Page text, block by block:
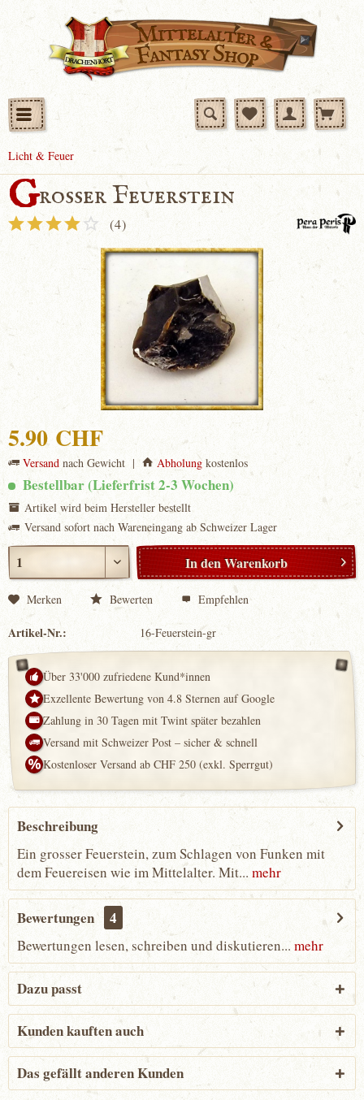
Licht & Feuer
Grosser Feuerstein
(4)
5.90 CHF
Versand nach Gewicht | Abholung kostenlos
Bestellbar (Lieferfrist 2-3 Wochen)
Artikel wird beim Hersteller bestellt
Versand sofort nach Wareneingang ab Schweizer Lager
In denWarenkorb
Merken Bewerten Empfehlen
Artikel-Nr.: 16-Feuerstein-gr
Über 33'000 zufriedene Kund*innen
Exzellente Bewertung von 4.8 Sternen auf Google
Zahlung in 30 Tagen mit Twint später bezahlen
Versand mit Schweizer Post – sicher & schnell
Kostenloser Versand ab CHF 250 (exkl. Sperrgut)
Beschreibung
Ein grosser Feuerstein, zum Schlagen von Funken mit
dem Feuereisen wie im Mittelalter. Mit... mehr
Bewertungen 4
Bewertungen lesen, schreiben und diskutieren...mehr
Dazu passt
Kunden kauften auch
Das gefällt anderen Kunden